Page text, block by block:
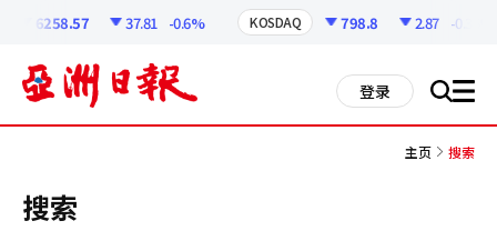
6258.57 37.81 -0.6% KOSDAQ 798.8 2.87 -0.36%
登录 搜 all
主页 搜索
搜索